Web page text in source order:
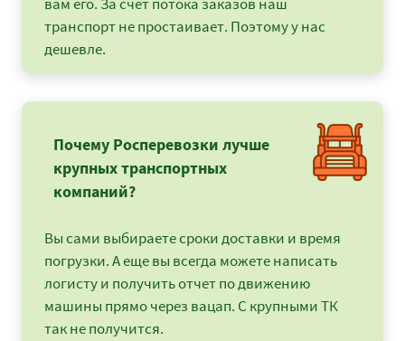
транспорт не простаивает. Поэтому у нас
дешевле.
Почему Росперевозки лучше
крупных транспортных
компаний?
Вы сами выбираете сроки доставки и время
погрузки. А еще вы всегда можете написать
логисту и получить отчет по движению
машины прямо через вацап. С крупными ТК
так не получится.